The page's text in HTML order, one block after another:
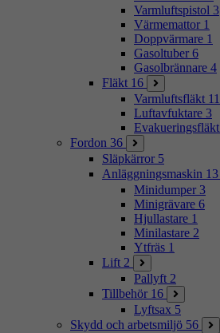
Varmluftspistol 3
Värmemattor 1
Doppvärmare 1
Gasoltuber 6
Gasolbrännare 4
Fläkt 16
Varmluftsfläkt 11
Luftavfuktare 3
Evakueringsfläkt
Fordon 36
Släpkärror 5
Anläggningsmaskin 13
Minidumper 3
Minigrävare 6
Hjullastare 1
Minilastare 2
Ytfräs 1
Lift 2
Pallyft 2
Tillbehör 16
Lyftsax 5
Skydd och arbetsmiljö 56